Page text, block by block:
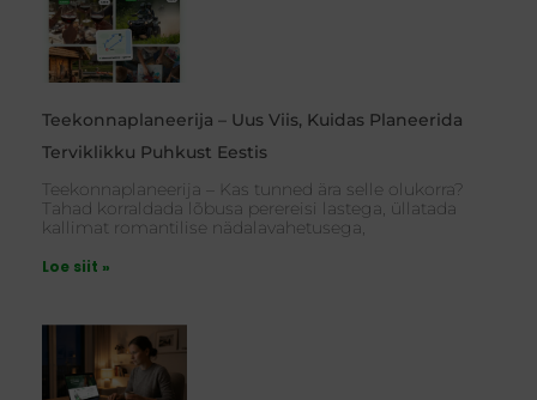
Teekonnaplaneerija – Uus Viis, Kuidas Planeerida
Terviklikku Puhkust Eestis
Teekonnaplaneerija – Kas tunned ära selle olukorra?
Tahad korraldada lõbusa perereisi lastega, üllatada
kallimat romantilise nädalavahetusega,
Loe siit »